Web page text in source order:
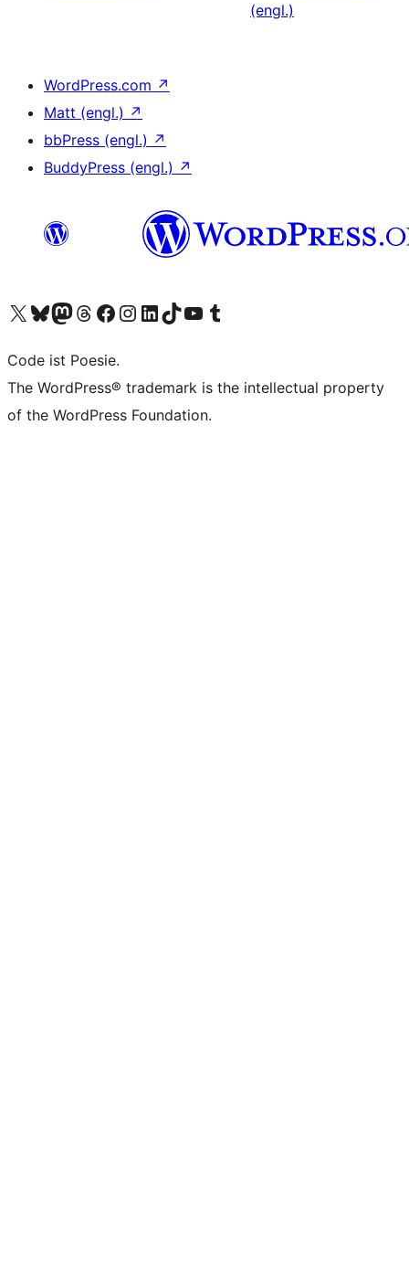
(engl.)
WordPress.com ↗
Matt (engl.) ↗
bbPress (engl.) ↗
BuddyPress (engl.) ↗
Unser X-Konto (früher Twitter) besuchen
Unser Bluesky-Konto besuchen
Unser Mastodon-Konto besuchen
Unser Threads-Konto besuchen
Unsere Facebook-Seite besuchen
Unser Instagram-Konto besuchen
Unser LinkedIn-Konto besuchen
Unser TikTok-Konto besuchen
Unseren YouTube-Kanal besuchen
Unser Tumblr-Konto besuchen
Code ist Poesie.
The WordPress® trademark is the intellectual property
of the WordPress Foundation.